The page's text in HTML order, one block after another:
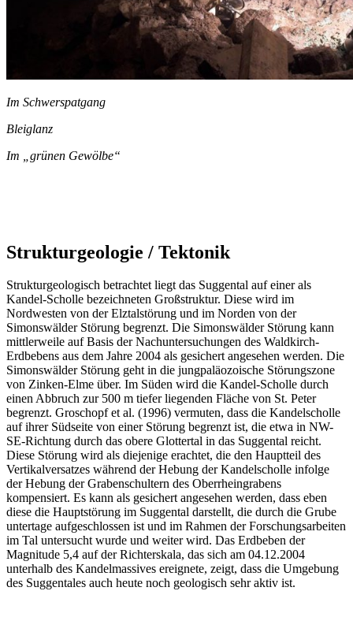
Im Schwerspatgang
Bleiglanz
Im „grünen Gewölbe“
Strukturgeologie / Tektonik
Strukturgeologisch betrachtet liegt das Suggental auf einer als
Kandel-Scholle bezeichneten Großstruktur. Diese wird im
Nordwesten von der Elztalstörung und im Norden von der
Simonswälder Störung begrenzt. Die Simonswälder Störung kann
mittlerweile auf Basis der Nachuntersuchungen des Waldkirch-
Erdbebens aus dem Jahre 2004 als gesichert angesehen werden. Die
Simonswälder Störung geht in die jungpaläozoische Störungszone
von Zinken-Elme über. Im Süden wird die Kandel-Scholle durch
einen Abbruch zur 500 m tiefer liegenden Fläche von St. Peter
begrenzt. Groschopf et al. (1996) vermuten, dass die Kandelscholle
auf ihrer Südseite von einer Störung begrenzt ist, die etwa in NW-
SE-Richtung durch das obere Glottertal in das Suggental reicht.
Diese Störung wird als diejenige erachtet, die den Hauptteil des
Vertikalversatzes während der Hebung der Kandelscholle infolge
der Hebung der Grabenschultern des Oberrheingrabens
kompensiert. Es kann als gesichert angesehen werden, dass eben
diese die Hauptstörung im Suggental darstellt, die durch die Grube
untertage aufgeschlossen ist und im Rahmen der Forschungsarbeiten
im Tal untersucht wurde und weiter wird. Das Erdbeben der
Magnitude 5,4 auf der Richterskala, das sich am 04.12.2004
unterhalb des Kandelmassives ereignete, zeigt, dass die Umgebung
des Suggentales auch heute noch geologisch sehr aktiv ist.